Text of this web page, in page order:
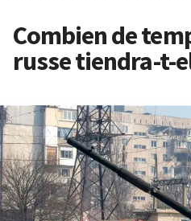
Combien de
russe tiendra-t-